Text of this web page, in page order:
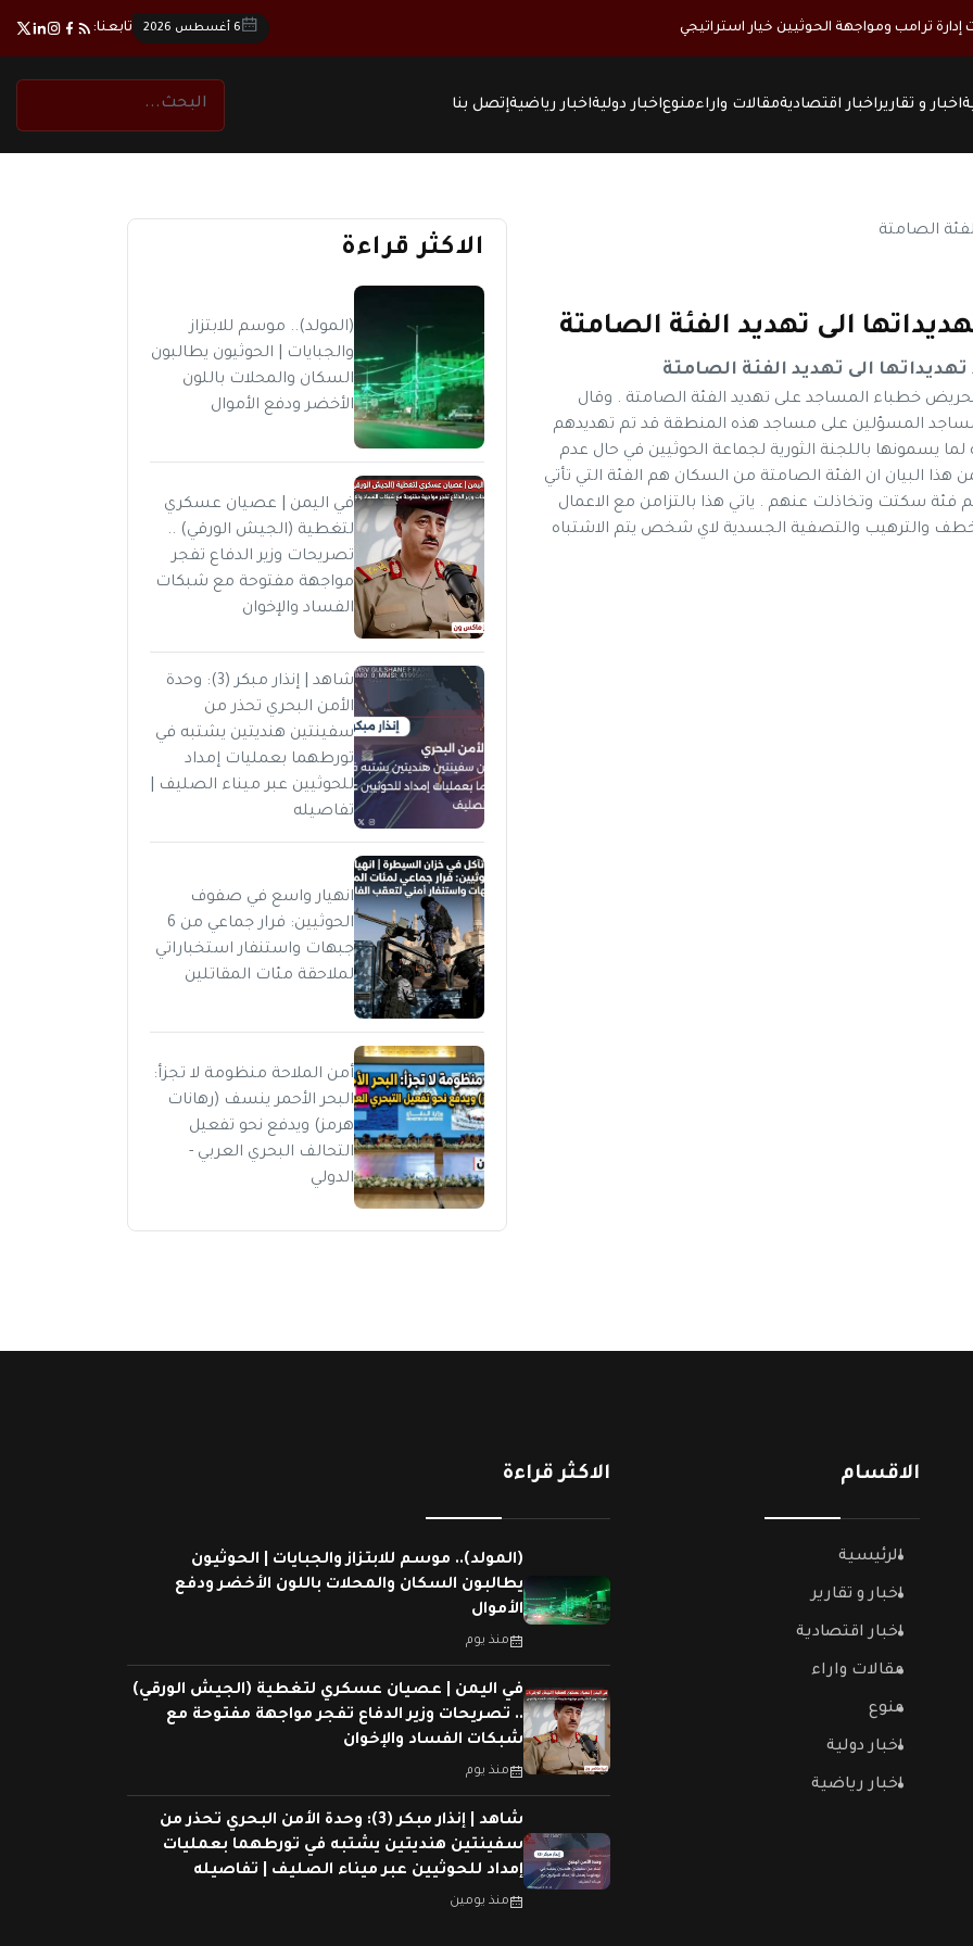
إدارة ترامب ومواجهة الحوثيين خيار استراتيجي 6 أغسطس 2026 تابعنا:
اخبار و تقاريراخبار اقتصاديةمقالات واراءمنوعاخبار دوليةاخبار رياضيةإتصل بنا
الى تهديد الفئة الصامتة
الى تهديد الفئة الصامتة
خطباء المساجد على تهديد الفئة الصامتة . وقال
المسؤلين على مساجد هذه المنطقة قد تم تهديدهم
يسمونها باللجنة الثورية لجماعة الحوثيين في حال عدم
البيان ان الفئة الصامتة من السكان هم الفئة التي تأتي
فئة سكتت وتخاذلت عنهم . ياتي هذا بالتزامن مع الاعمال
والترهيب والتصفية الجسدية لاي شخص يتم الاشتباه
الاكثر قراءة
(المولد).. موسم للابتزاز
والجبايات | الحوثيون يطالبون
السكان والمحلات باللون
الأخضر ودفع الأموال
في اليمن | عصيان عسكري
لتغطية (الجيش الورقي) ..
تصريحات وزير الدفاع تفجر
مواجهة مفتوحة مع شبكات
الفساد والإخوان
شاهد | إنذار مبكر (3): وحدة
الأمن البحري تحذر من
سفينتين هنديتين يشتبه في
تورطهما بعمليات إمداد
للحوثيين عبر ميناء الصليف |
تفاصيله
انهيار واسع في صفوف
الحوثيين: فرار جماعي من 6
جبهات واستنفار استخباراتي
لملاحقة مئات المقاتلين
أمن الملاحة منظومة لا تجزأ:
البحر الأحمر ينسف (رهانات
هرمز) ويدفع نحو تفعيل
التحالف البحري العربي -
الدولي
الاقسام
الرئيسية
اخبار و تقارير
اخبار اقتصادية
مقالات واراء
منوع
اخبار دولية
اخبار رياضية
الاكثر قراءة
(المولد).. موسم للابتزاز والجبايات | الحوثيون
يطالبون السكان والمحلات باللون الأخضر ودفع
الأموال
منذ يوم
في اليمن | عصيان عسكري لتغطية (الجيش الورقي)
.. تصريحات وزير الدفاع تفجر مواجهة مفتوحة مع
شبكات الفساد والإخوان
منذ يوم
شاهد | إنذار مبكر (3): وحدة الأمن البحري تحذر من
سفينتين هنديتين يشتبه في تورطهما بعمليات
إمداد للحوثيين عبر ميناء الصليف | تفاصيله
منذ يومين